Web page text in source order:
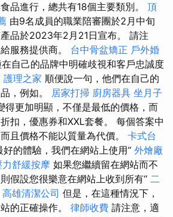
品進行，總共有18個主要類別。 頂
由9名成員的職業陪審團於2月中旬
品於2023年2月21日宣布。 請注
服務提供商。 台中骨盆矯正 戶外婚
自己的品牌中明確歧視和客戶忠誠度
護理之家 順便說一句，他們在自己的
，例如。 居家打掃 廚房器具 坐月子
更加明顯，不僅是最低的價格，而
扣，優惠券和XXL套餐。 每個答案中
且價格不能以質量為代價。 卡式台
的體驗，我們在網站上使用“ 外燴廠
力舒緩按摩 如果您繼續留在網站而不
假設您很樂意在網站上收到所有“ 二
高雄清潔公司 但是，在這種情況下，
的正確操作。 律師收費 請注意，適